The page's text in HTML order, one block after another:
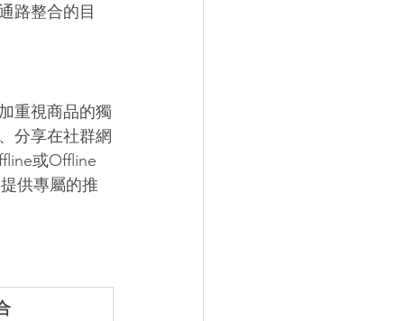
路整合的目
重視商品的獨
分享在社群網
或Offline
供專屬的推